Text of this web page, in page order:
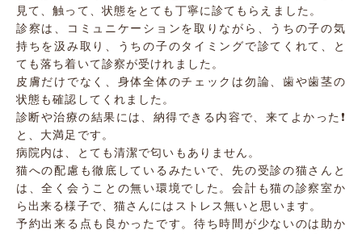
見て、触って、状態をとても丁寧に診てもらえました。
診察は、コミュニケーションを取りながら、うちの子の気
持ちを汲み取り、うちの子のタイミングで診てくれて、と
ても落ち着いて診察が受けれました。
皮膚だけでなく、身体全体のチェックは勿論、歯や歯茎の
状態も確認してくれました。
診断や治療の結果には、納得できる内容で、来てよかった❗️
と、大満足です。
病院内は、とても清潔で匂いもありません。
猫への配慮も徹底しているみたいで、先の受診の猫さんと
は、全く会うことの無い環境でした。会計も猫の診察室か
ら出来る様子で、猫さんにはストレス無いと思います。
予約出来る点も良かったです。待ち時間が少ないのは助か